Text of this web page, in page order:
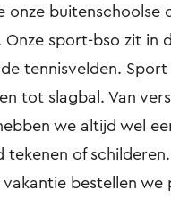
onze buitenschoolse
sport-bso zit in
tennisvelden.
tot slagbal. Van
we altijd wel
of
bestellen